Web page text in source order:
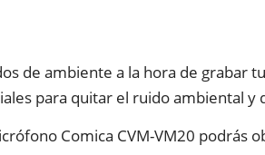
de ambiente a la hora de grabar
para quitar el ruido ambiental y
Comica CVM-VM20 podrás